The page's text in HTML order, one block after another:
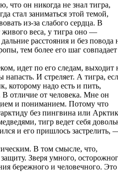
он никогда не знал тигра,
стал заниматься этой темой,
из-за слабого сердца. В
живого веса, у тигра оно —
расстояния и без повода
тем более его шаг совпадает
идет по его следам, выходит
напасть. И стреляет. А тигра,
которому надо есть и пить,
В отличие от человека. Мне он
и пониманием. Потому что
без пингвина или
тигр ведет себя
и его пришлось застрелить,
В том смысле, что,
Зверя умного,
бережного и человечного. Это